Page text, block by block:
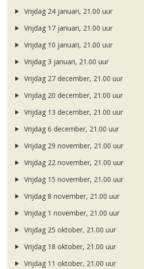
Vrijdag 24 januari, 21.00 uur
Vrijdag 17 januari, 21.00 uur
Vrijdag 10 januari, 21.00 uur
Vrijdag 3 januari, 21.00 uur
Vrijdag 27 december, 21.00 uur
Vrijdag 20 december, 21.00 uur
Vrijdag 13 december, 21.00 uur
Vrijdag 6 december, 21.00 uur
Vrijdag 29 november, 21.00 uur
Vrijdag 22 november, 21.00 uur
Vrijdag 15 november, 21.00 uur
Vrijdag 8 november, 21.00 uur
Vrijdag 1 november, 21.00 uur
Vrijdag 25 oktober, 21.00 uur
Vrijdag 18 oktober, 21.00 uur
Vrijdag 11 oktober, 21.00 uur